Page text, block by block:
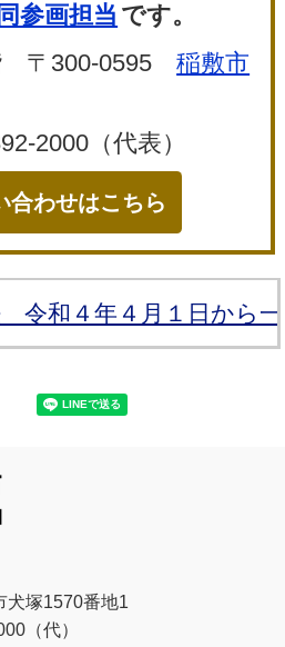
参画担当 です。
〒300-0595稲敷市
2000（代表）
合わせはこちら
令和４年４月１日から
犬塚1570番地1
（代）